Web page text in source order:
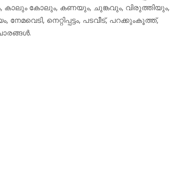
കാലും കോലും, കണയും, ചുങ്കവും, വിരുത്തിയും,
നെറ്റിപ്പട്ടം, പടവീട്, പറക്കുംകൂത്ത്,